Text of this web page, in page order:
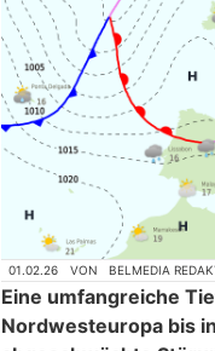
01.02.26 VON BELMEDIA
Eine umfangreiche
Nordwesteuropa bis